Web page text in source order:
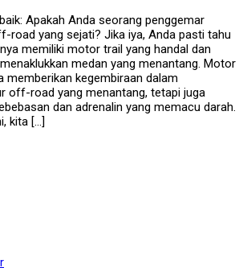
Apakah Anda seorang penggemar
road yang sejati? Jika iya, Anda pasti tahu
memiliki motor trail yang handal dan
medan yang menantang. Motor
memberikan kegembiraan dalam
off-road yang menantang, tetapi juga
dan adrenalin yang memacu darah.
kita […]